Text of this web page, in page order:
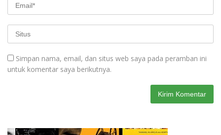
Simpan nama, email, dan situs web saya pada peramban ini
untuk komentar saya berikutnya.